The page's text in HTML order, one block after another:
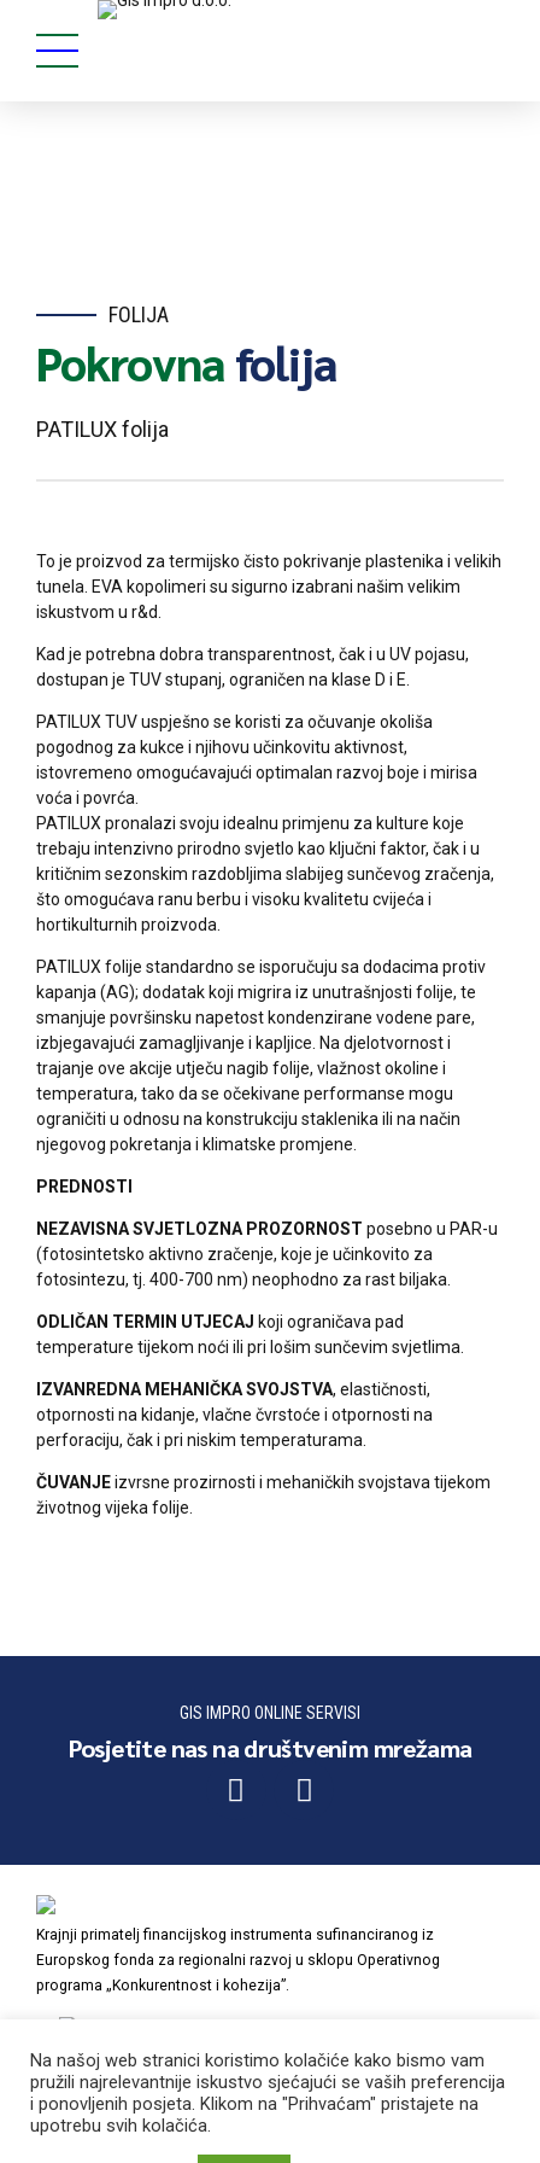
FOLIJA
Pokrovna folija
PATILUX folija
To je proizvod za termijsko čisto pokrivanje plastenika i velikih
tunela. EVA kopolimeri su sigurno izabrani našim velikim
iskustvom u r&d.
Kad je potrebna dobra transparentnost, čak i u UV pojasu,
dostupan je TUV stupanj, ograničen na klase D i E.
PATILUX TUV uspješno se koristi za očuvanje okoliša
pogodnog za kukce i njihovu učinkovitu aktivnost,
istovremeno omogućavajući optimalan razvoj boje i mirisa
voća i povrća.
PATILUX pronalazi svoju idealnu primjenu za kulture koje
trebaju intenzivno prirodno svjetlo kao ključni faktor, čak i u
kritičnim sezonskim razdobljima slabijeg sunčevog zračenja,
što omogućava ranu berbu i visoku kvalitetu cvijeća i
hortikulturnih proizvoda.
PATILUX folije standardno se isporučuju sa dodacima protiv
kapanja (AG); dodatak koji migrira iz unutrašnjosti folije, te
smanjuje površinsku napetost kondenzirane vodene pare,
izbjegavajući zamagljivanje i kapljice. Na djelotvornost i
trajanje ove akcije utječu nagib folije, vlažnost okoline i
temperatura, tako da se očekivane performanse mogu
ograničiti u odnosu na konstrukciju staklenika ili na način
njegovog pokretanja i klimatske promjene.
PREDNOSTI
NEZAVISNA SVJETLOZNA PROZORNOST posebno u PAR-u
(fotosintetsko aktivno zračenje, koje je učinkovito za
fotosintezu, tj. 400-700 nm) neophodno za rast biljaka.
ODLIČAN TERMIN UTJECAJ koji ograničava pad
temperature tijekom noći ili pri lošim sunčevim svjetlima.
IZVANREDNA MEHANIČKA SVOJSTVA, elastičnosti,
otpornosti na kidanje, vlačne čvrstoće i otpornosti na
perforaciju, čak i pri niskim temperaturama.
ČUVANJEizvrsne prozirnosti i mehaničkih svojstava tijekom
životnog vijeka folije.
GIS IMPRO ONLINE SERVISI
Posjetite nas na društvenim mrežama
Krajnji primatelj financijskog instrumenta sufinanciranog iz
Europskog fonda za regionalni razvoj u sklopu Operativnog
programa „Konkurentnost i kohezija”.
POČETNA O NAMA NAŠI PROJEKTI
PRAVNE NAPOMENE
Na našoj web stranici koristimo kolačiće kako bismo vam
pružili najrelevantnije iskustvo sjećajući se vaših preferencija
i ponovljenih posjeta. Klikom na "Prihvaćam" pristajete na
upotrebu svih kolačića.